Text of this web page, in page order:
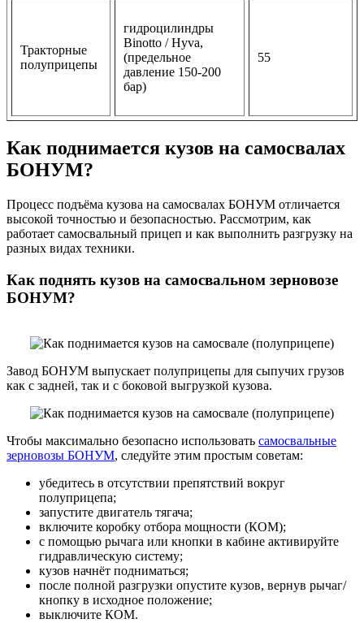
Тракторные
полуприцепы
гидроцилиндры
Binotto / Hyva,
(предельное
давление 150-200
бар)
55
Как поднимается кузов на самосвалах
БОНУМ?
Процесс подъёма кузова на самосвалах БОНУМ отличается
высокой точностью и безопасностью. Рассмотрим, как
работает самосвальный прицеп и как выполнить разгрузку на
разных видах техники.
Как поднять кузов на самосвальном зерновозе
БОНУМ?
Завод БОНУМ выпускает полуприцепы для сыпучих грузов
как с задней, так и с боковой выгрузкой кузова.
Чтобы максимально безопасно использовать самосвальные
зерновозы БОНУМ, следуйте этим простым советам:
убедитесь в отсутствии препятствий вокруг
полуприцепа;
запустите двигатель тягача;
включите коробку отбора мощности (КОМ);
с помощью рычага или кнопки в кабине активируйте
гидравлическую систему;
кузов начнёт подниматься;
после полной разгрузки опустите кузов, вернув рычаг/
кнопку в исходное положение;
выключите КОМ.